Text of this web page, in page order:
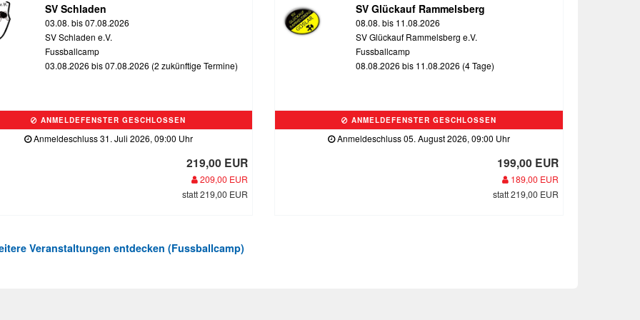
SV Schladen
03.08. bis 07.08.2026
SV Schladen e.V.
Fussballcamp
03.08.2026 bis 07.08.2026 (2 zukünftige Termine)
ANMELDEFENSTER GESCHLOSSEN
Anmeldeschluss 31. Juli 2026, 09:00 Uhr
219,00 EUR
209,00 EUR
statt 219,00 EUR
SV Glückauf Rammelsberg
08.08. bis 11.08.2026
SV Glückauf Rammelsberg e.V.
Fussballcamp
08.08.2026 bis 11.08.2026 (4 Tage)
ANMELDEFENSTER GESCHLOSSEN
Anmeldeschluss 05. August 2026, 09:00 Uhr
199,00 EUR
189,00 EUR
statt 219,00 EUR
Veranstaltungen entdecken (Fussballcamp)